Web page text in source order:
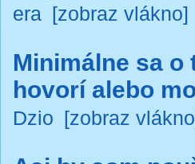
era [zobraz vlákno]
Minimálne sa o
hovorí alebo
Dzio [zobraz